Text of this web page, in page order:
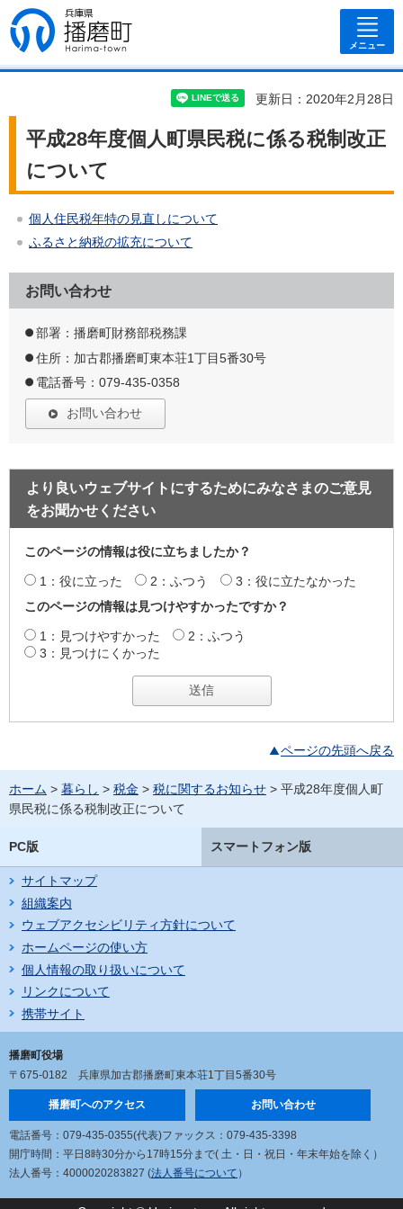
兵庫県 播磨
町
メニュー
更新日：2020年2月28日
平成28年度個人町県民税に係る税制改正
について
個人住民税年特の見直しについて
ふるさと納税の拡充について
お問い合わせ
部署：播磨町財務部税務課
住所：加古郡播磨町東本荘1丁目5番30号
電話番号：079-435-0358
お問い合わせ
より良いウェブサイトにするためにみなさまのご意見
をお聞かせください
このページの情報は役に立ちましたか？
1：役に立った 2：ふつう
3：役に立たなかった
このページの情報は見つけやすかったですか？
1：見つけやすかった
2：ふつう
3：見つけにくかった
ページの先頭へ戻る
ホーム > 暮らし > 税金 > 税に関するお知らせ > 平成28年度個人町
県民税に係る税制改正について
PC版 スマートフォン版
サイトマップ
組織案内
ウェブアクセシビリティ方針について
ホームページの使い方
個人情報の取り扱いについて
リンクについて
携帯サイト
播磨町役場
〒675-0182 兵庫県加古郡播磨町東本荘1丁目5番30号
播磨町へのアクセス お問い合わせ
電話番号：079-435-0355(代表)ファックス：079-435-3398
開庁時間：平日8時30分から17時15分まで( 土・日・祝日・年末年始を除く）
法人番号：4000020283827 (法人番号について ）